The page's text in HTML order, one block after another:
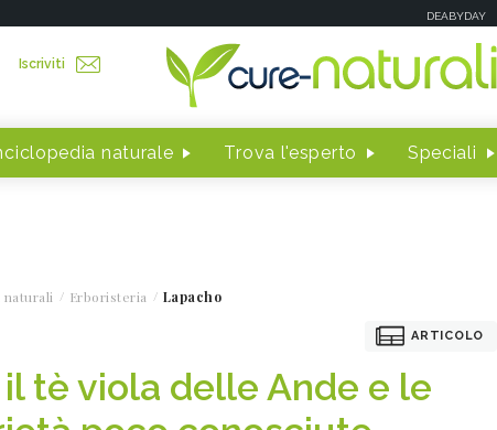
DEABYDAY
Iscriviti
naturale Trova l'esperto Speciali
naturali Erboristeria Lapacho
ARTICOLO
tè viola delle Ande e le